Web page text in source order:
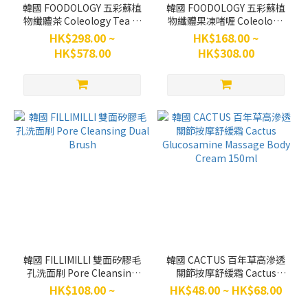
韓國 FOODOLOGY 五彩蘇植
物纖體茶 Coleology Tea (1
盒15條)
HK$298.00 ~
HK$578.00
韓國 FOODOLOGY 五彩蘇植
物纖體果凍啫喱 Coleology
Cutting Jelly (1盒10條)
HK$168.00 ~
HK$308.00
韓國 FILLIMILLI 雙面矽膠毛
孔洗面刷 Pore Cleansing
Dual Brush
HK$108.00 ~
韓國 CACTUS 百年草高滲透
關節按摩舒緩霜 Cactus
Glucosamine Massage
HK$48.00 ~ HK$68.00